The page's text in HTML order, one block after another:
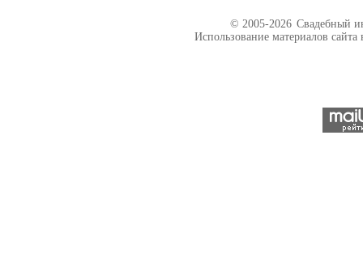
© 2005-2026 Свадебный
Использование материалов